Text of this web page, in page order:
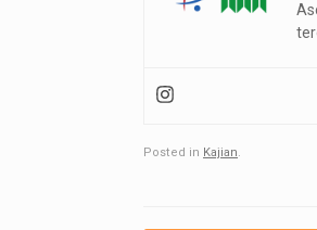
Posted in Kajian.